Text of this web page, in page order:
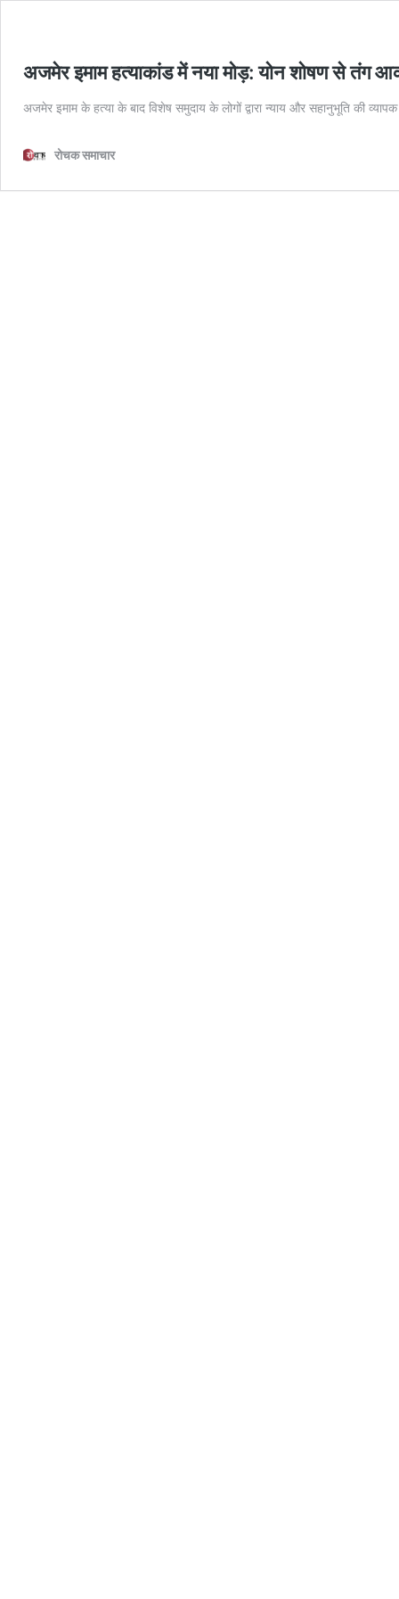
अजमेर इमाम हत्याकांड में नया मोड़: योन शोषण से तंग
अजमेर इमाम के हत्या के बाद विशेष समुदाय के लोगों द्वारा न्याय और सहानुभूति की
रोचक समाचार